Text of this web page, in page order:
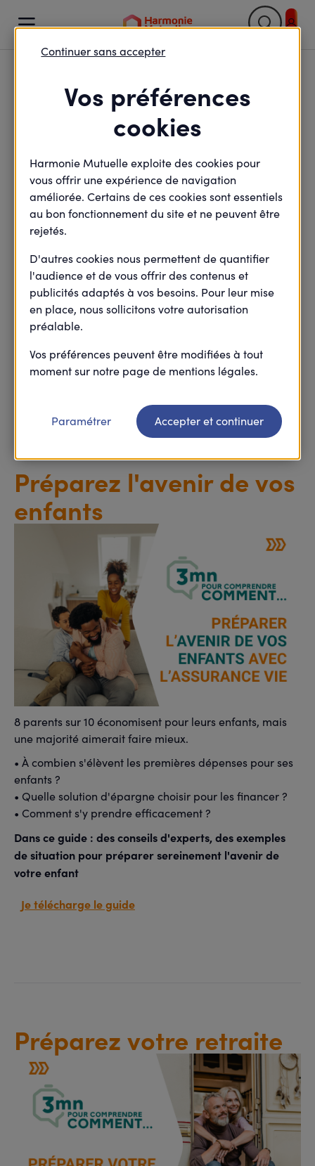

Guides épargne
"3 minutes pour
comprendre"
futur achat immobilier, l'avenir de ses enfants (études,
premières dépenses), un départ à la retraite... Mais il
n'est pas toujours évident de s'y retrouver, de savoir
comment s'y prendre pour épargner efficacement.
Harmonie Mutuelle vous propose une série de guides
avec des conseils d'experts et astuces pour préparer
financièrement votre projet.
Préparez l'avenir de vos
enfants
8 parents sur 10 économisent pour leurs enfants, mais
une majorité aimerait faire mieux.
• À combien s'élèvent les premières dépenses pour ses
enfants ?
• Quelle solution d'épargne choisir pour les financer ?
• Comment s'y prendre efficacement ?
Dans ce guide : des conseils d'experts, des exemples
de situation pour préparer sereinement l'avenir de
votre enfant
Je télécharge le guide
Préparez votre retraite
Vos préférences
cookies
Harmonie Mutuelle exploite des cookies pour
vous offrir une expérience de navigation
améliorée. Certains de ces cookies sont essentiels
au bon fonctionnement du site et ne peuvent être
rejetés.
D'autres cookies nous permettent de quantifier
l'audience et de vous offrir des contenus et
publicités adaptés à vos besoins. Pour leur mise
en place, nous sollicitons votre autorisation
préalable.
Vos préférences peuvent être modifiées à tout
moment sur notre page de mentions légales.
Continuer sans accepter
Paramétrer Accepter et continuer